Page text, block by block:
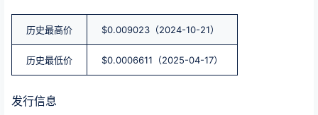
历史最高价 $0.009023（2024-10-21）
历史最低价 $0.0006611（2025-04-17）
发行信息